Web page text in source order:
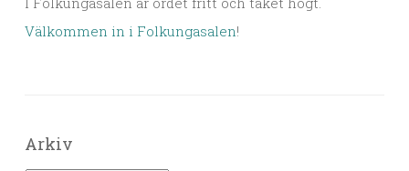
Välkommen in i Folkungasalen!
Arkiv